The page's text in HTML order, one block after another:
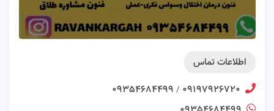
اطلاعات تماس
۰۹۱۹۷۹۲۶۷۲۰ / ۰۹۳۵۴۶۸۴۴۹۹